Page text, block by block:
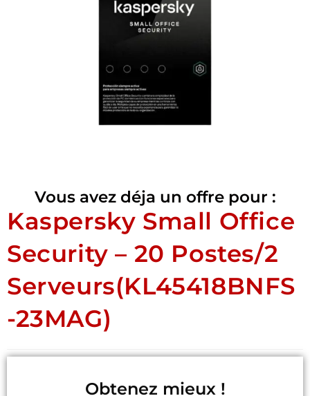
Vous avez déja un offre pour :
Kaspersky Small Office
Security – 20 Postes/2
Serveurs(KL45418BNFS
-23MAG)
Obtenez mieux !